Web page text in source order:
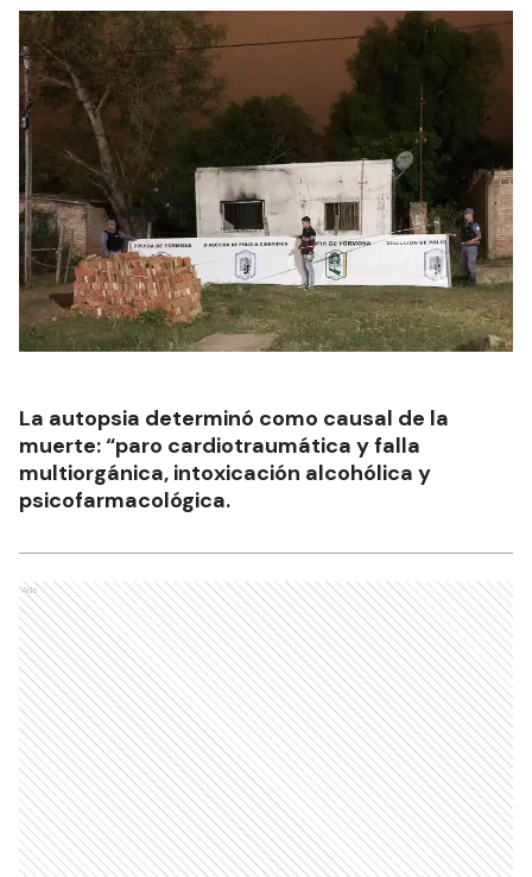
La autopsia determinó como causal de la
muerte: “paro cardiotraumática y falla
multiorgánica, intoxicación alcohólica y
psicofarmacológica.
Ads